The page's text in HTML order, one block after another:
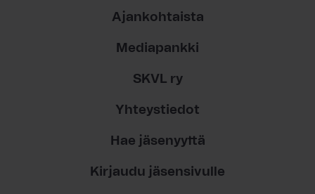
Ajankohtaista
Mediapankki
SKVL ry
Yhteystiedot
Hae jäsenyyttä
Kirjaudu jäsensivulle